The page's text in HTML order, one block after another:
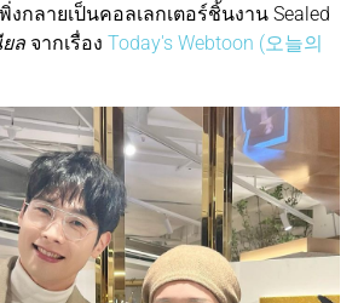
กลายเป็นคอลเลกเตอร์ชิ้นงาน Sealed
ยล จากเรื่อง Today's Webtoon (오늘의